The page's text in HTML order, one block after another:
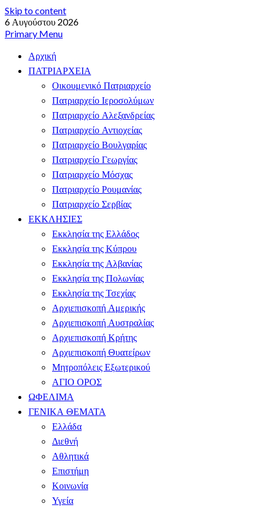
Skip to content
6 Αυγούστου 2026
Primary Menu
Αρχική
ΠΑΤΡΙΑΡΧΕΙΑ
Οικουμενικό Πατριαρχείο
Πατριαρχείο Ιεροσολύμων
Πατριαρχείο Αλεξανδρείας
Πατριαρχείο Αντιοχείας
Πατριαρχείο Βουλγαρίας
Πατριαρχείο Γεωργίας
Πατριαρχείο Μόσχας
Πατριαρχείο Ρουμανίας
Πατριαρχείο Σερβίας
ΕΚΚΛΗΣΙΕΣ
Εκκλησία της Ελλάδος
Εκκλησία της Κύπρου
Εκκλησία της Αλβανίας
Εκκλησία της Πολωνίας
Εκκλησία της Τσεχίας
Αρχιεπισκοπή Αμερικής
Αρχιεπισκοπή Αυστραλίας
Αρχιεπισκοπή Κρήτης
Αρχιεπισκοπή Θυατείρων
Μητροπόλεις Εξωτερικού
ΑΓΙΟ ΟΡΟΣ
ΩΦΕΛΙΜΑ
ΓΕΝΙΚΑ ΘΕΜΑΤΑ
Ελλάδα
Διεθνή
Αθλητικά
Επιστήμη
Κοινωνία
Υγεία